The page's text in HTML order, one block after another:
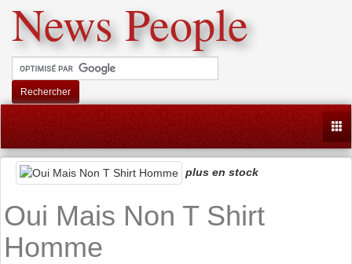
News People
Rechercher
plus en stock
Oui Mais Non T Shirt
Homme